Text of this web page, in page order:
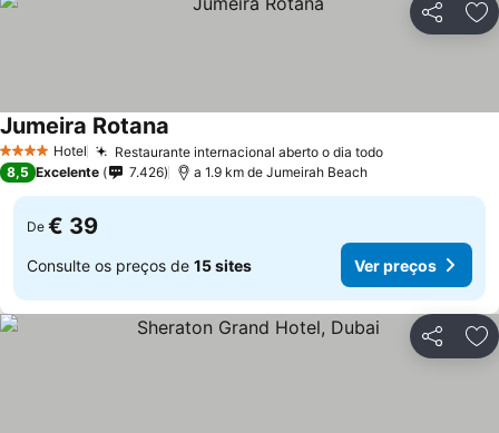
Partilhar
4 EstrelasHotel Restaurante internacional aberto o dia todoVer preços
Jumeira Rotana
8,5 Excelente 7.426 a 1.9 km de Jumeirah Beach
De € 39
Consulte os preços de 15 sites Ver preços
Partilhar